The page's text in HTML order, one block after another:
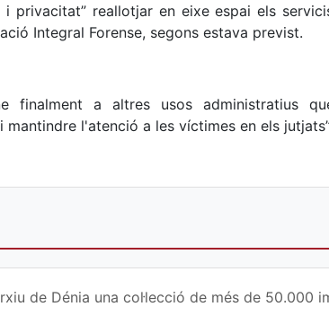
privacitat” reallotjar en eixe espai els
Integral Forense, segons estava previst.
finalment a altres usos administratius
l'atenció a les víctimes en els
de Dénia una col·lecció de més de